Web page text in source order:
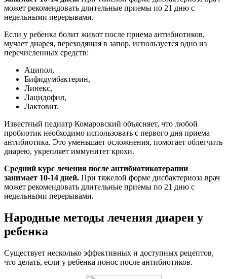
может рекомендовать длительные приемы по 21 дню с
недельными перерывами.
Если у ребенка болит живот после приема антибиотиков,
мучает диарея, переходящая в запор, используется одно из
перечисленных средств:
Аципол,
Бифидумбактерин,
Линекс,
Лацидофил,
Лактовит.
Известный педиатр Комаровский объясняет, что любой
пробиотик необходимо использовать с первого дня приема
антибиотика. Это уменьшает осложнения, помогает облегчить
диарею, укрепляет иммунитет крохи.
Средний курс лечения после антибиотикотерапии
занимает 10-14 дней. При тяжелой форме дисбактериоза врач
может рекомендовать длительные приемы по 21 дню с
недельными перерывами.
Народные методы лечения диареи у
ребенка
Существует несколько эффективных и доступных рецептов,
что делать, если у ребенка понос после антибиотиков.